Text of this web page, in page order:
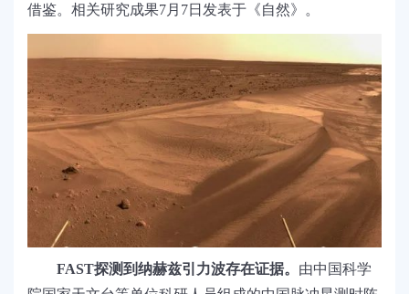
借鉴。相关研究成果7月7日发表于《自然》。
FAST探测到纳赫兹引力波存在证据。 由中国科学